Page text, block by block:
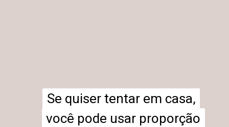
Se quiser tentar em casa,
você pode usar proporção
Se quiser tentar em casa,
você pode usar proporção